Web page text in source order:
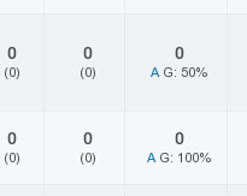
0
(0)
0
(0)
0
A G: 50%
0
(0)
0
(0)
0
A G: 100%